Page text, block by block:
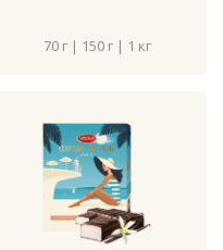
70 г | 150 г | 1 кг